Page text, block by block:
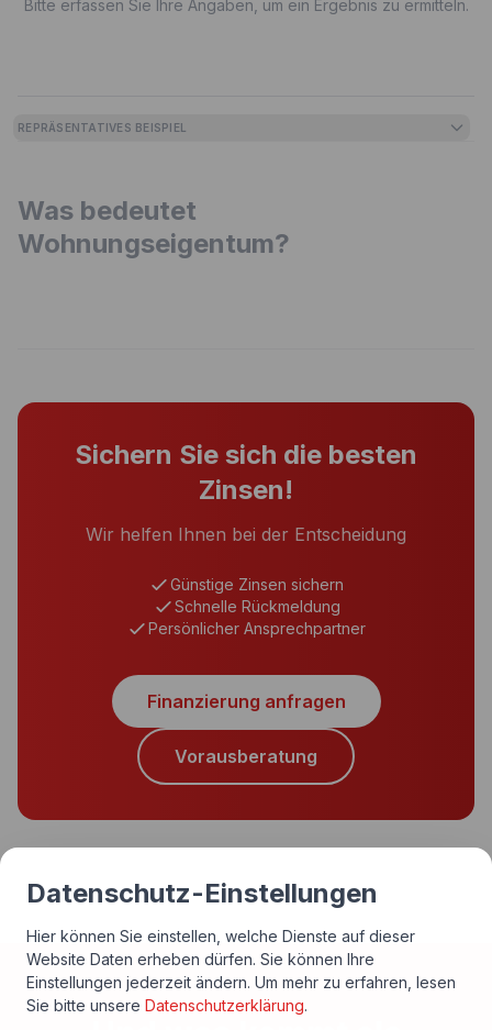
Bitte erfassen Sie Ihre Angaben, um ein Ergebnis zu ermitteln.
REPRÄSENTATIVES BEISPIEL
Was bedeutet
Wohnungseigentum?
Sichern Sie sich die besten
Zinsen!
Wir helfen Ihnen bei der Entscheidung
Günstige Zinsen sichern
Schnelle Rückmeldung
Persönlicher Ansprechpartner
Finanzierung anfragen
Vorausberatung
Datenschutz-Einstellungen
Hier können Sie einstellen, welche Dienste auf dieser
Website Daten erheben dürfen. Sie können Ihre
Einstellungen jederzeit ändern. Um mehr zu erfahren, lesen
Sie bitte unsere Datenschutzerklärung.